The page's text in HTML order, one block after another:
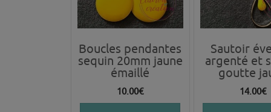
Boucles pendantes
sequin 20mm jaune
émaillé
10.00€
Sautoir
argenté et
goutte
14.00€